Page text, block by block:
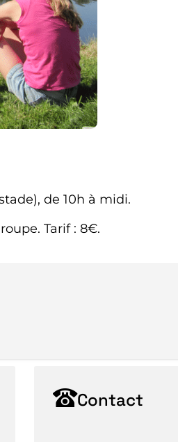
de 10h à midi.
Tarif : 8€.
Contact